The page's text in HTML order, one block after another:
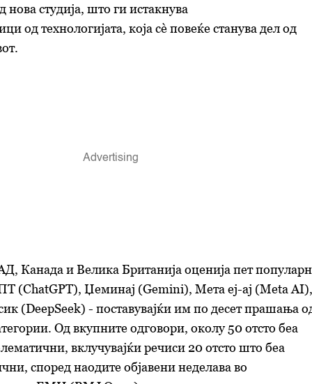
нова студија, што ги истакнува
од технологијата, која сè повеќе станува дел од
Канада и Велика Британија оценија пет
(ChatGPT), Џеминај (Gemini), Мета еј-ај (Meta AI),
(DeepSeek) - поставувајќи им по десет прашања
Од вкупните одговори, околу 50 отсто беа
вклучувајќи речиси 20 отсто што беа
според наодите објавени неделава во